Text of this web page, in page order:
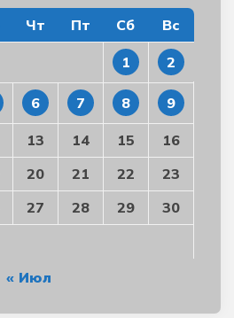
Чт Пт Сб Вс
1 2
6 7 8 9
13 14 15
16
20 21 22
23
27 28 29
30
« Июл